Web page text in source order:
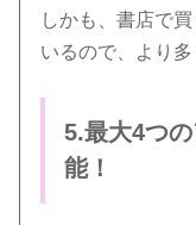
しかも、書店で
いるので、より
5.最大4つ
能！